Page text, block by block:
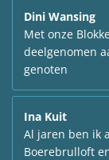
Dini Wansing
Met onze
deelgenomen
genoten
Ina Kuit
Al jaren ben ik
Boerebrulloft